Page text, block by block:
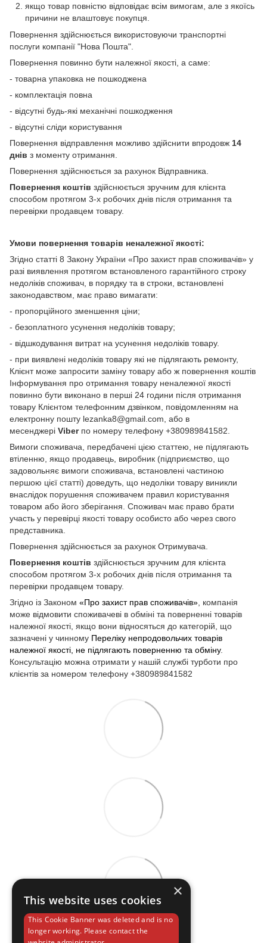
якщо товар повністю відповідає всім вимогам, але з якоїсь
причини не влаштовує покупця.
Повернення здійснюється використовуючи транспортні
послуги компанії "Нова Пошта".
Повернення повинно бути належної якості, а саме:
- товарна упаковка не пошкоджена
- комплектація повна
- відсутні будь-які механічні пошкодження
- відсутні сліди користування
Повернення відправлення можливо здійснити впродовж 14
днів з моменту отримання.
Повернення здійснюється за рахунок Відправника.
Повернення коштів здійснюється зручним для клієнта
способом протягом 3-х робочих днів після отримання та
перевірки продавцем товару.
Умови повернення товарів неналежної якості:
Згідно статті 8 Закону України «Про захист прав споживачів» у
разі виявлення протягом встановленого гарантійного строку
недоліків споживач, в порядку та в строки, встановлені
законодавством, має право вимагати:
- пропорційного зменшення ціни;
- безоплатного усунення недоліків товару;
- відшкодування витрат на усунення недоліків товару.
- при виявлені недоліків товару які не підлягають ремонту,
Клієнт може запросити заміну товару або ж повернення коштів
Інформування про отримання товару неналежної якості
повинно бути виконано в перші 24 години після отримання
товару Клієнтом телефонним дзвінком, повідомленням на
електронну пошту lezanka8@gmail.com, або в
месенджері Viberпо номеру телефону +380989841582.
Вимоги споживача, передбачені цією статтею, не підлягають
втіленню, якщо продавець, виробник (підприємство, що
задовольняє вимоги споживача, встановлені частиною
першою цієї статті) доведуть, що недоліки товару виникли
внаслідок порушення споживачем правил користування
товаром або його зберігання. Споживач має право брати
участь у перевірці якості товару особисто або через свого
представника.
Повернення здійснюється за рахунок Отримувача.
Повернення коштів здійснюється зручним для клієнта
способом протягом 3-х робочих днів після отримання та
перевірки продавцем товару.
Згідно із Законом «Про захист прав споживачів» , компанія
може відмовити споживачеві в обміні та поверненні товарів
належної якості, якщо вони відносяться до категорій, що
зазначені у чинному Переліку непродовольчих товарів
належної якості, не підлягають поверненню та обміну.
Консультацію можна отримати у нашій службі турботи про
клієнтів за номером телефону +380989841582
×
This website uses cookies
This Cookie Banner was deleted and is no
longer working. Please contact the